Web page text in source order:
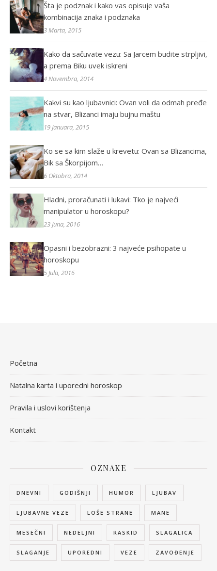
Šta je podznak i kako vas opisuje vaša
kombinacija znaka i podznaka
3 Marta, 2015
Kako da sačuvate vezu: Sa Jarcem budite strpljivi,
a prema Biku uvek iskreni
4 Novembra, 2014
Kakvi su kao ljubavnici: Ovan voli da odmah pređe
na stvar, Blizanci imaju bujnu maštu
19 Januara, 2015
Ko se sa kim slaže u krevetu: Ovan sa Blizancima,
Bik sa Škorpijom…
6 Oktobra, 2014
Hladni, proračunati i lukavi: Tko je najveći
manipulator u horoskopu?
23 Juna, 2016
Opasni i bezobrazni: 3 najveće psihopate u
horoskopu
5 Jula, 2016
Početna
Natalna karta i uporedni horoskop
Pravila i uslovi korištenja
Kontakt
OZNAKE
DNEVNI GODIŠNJI HUMOR LJUBAV
LJUBAVNE VEZE LOŠE STRANE MANE
MESEČNI NEDELJNI RASKID SLAGALICA
SLAGANJE UPOREDNI VEZE ZAVOĐENJE